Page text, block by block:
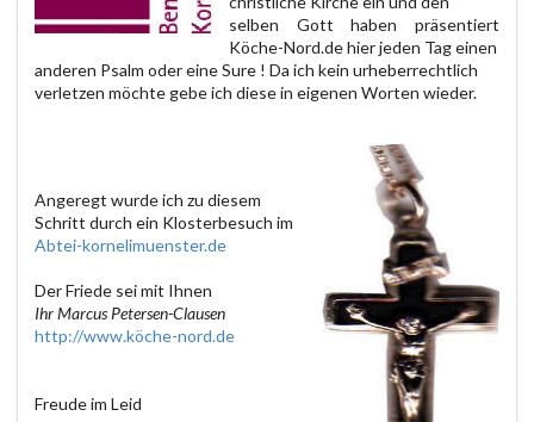
selben Gott haben präsentiert
Köche-Nord.de hier jeden Tag einen
anderen Psalm oder eine Sure ! Da ich kein urheberrechtlich
verletzen möchte gebe ich diese in eigenen Worten wieder.
Angeregt wurde ich zu diesem
Schritt durch ein Klosterbesuch im
Abtei-kornelimuenster.de
Der Friede sei mit Ihnen
Ihr Marcus Petersen-Clausen
http://www.köche-nord.de
Freude im Leid